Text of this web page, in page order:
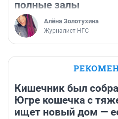
полные залы
Алёна Золотухина
Журналист НГС
Кишечник был
Югре кошечка с
ищет новый дом —